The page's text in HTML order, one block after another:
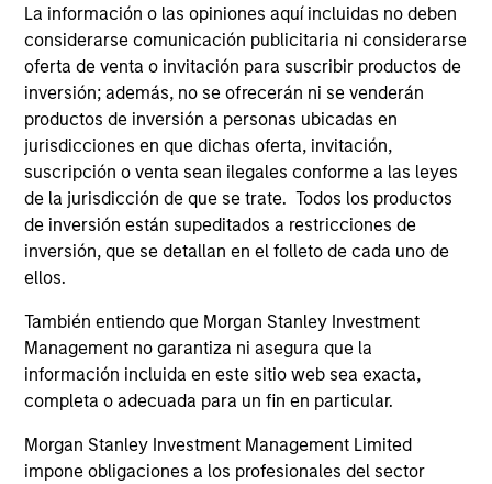
La información o las opiniones aquí incluidas no deben
considerarse comunicación publicitaria ni considerarse
oferta de venta o invitación para suscribir productos de
inversión; además, no se ofrecerán ni se venderán
productos de inversión a personas ubicadas en
jurisdicciones en que dichas oferta, invitación,
suscripción o venta sean ilegales conforme a las leyes
de la jurisdicción de que se trate. Todos los productos
de inversión están supeditados a restricciones de
inversión, que se detallan en el folleto de cada uno de
ellos.
También entiendo que Morgan Stanley Investment
Management no garantiza ni asegura que la
información incluida en este sitio web sea exacta,
completa o adecuada para un fin en particular.
Morgan Stanley Investment Management Limited
impone obligaciones a los profesionales del sector
Perspectivas diversas
Recursos y redes excepcionales
Cultura de curiosidad y colaboración
3
Estrategia
Zonas geográficas y estilos de inversión
Variedad de niveles de tolerancia al riesgo para
satisfacer las necesidades de los clientes
Operamos donde tenemos las condiciones
para alcanzar la excelencia